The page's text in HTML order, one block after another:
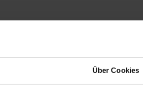
Über Cookies